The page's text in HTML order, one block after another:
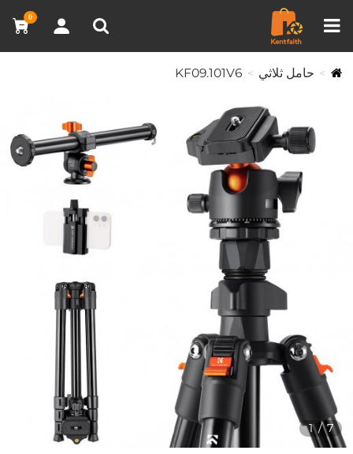
0
مقارنة المنتجات (0)
حامل ثلاثي KF09.101V6
1/7